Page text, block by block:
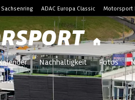
ADAC Europa Classic Motorsport
Nachhaltigkeit Fotos